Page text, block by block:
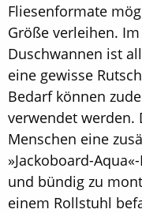
Fliesenformate
Größe verleihen.
Duschwannen ist
eine gewisse
Bedarf können
verwendet werden.
Menschen eine
»Jackoboard-
und bündig zu
einem Rollstuhl